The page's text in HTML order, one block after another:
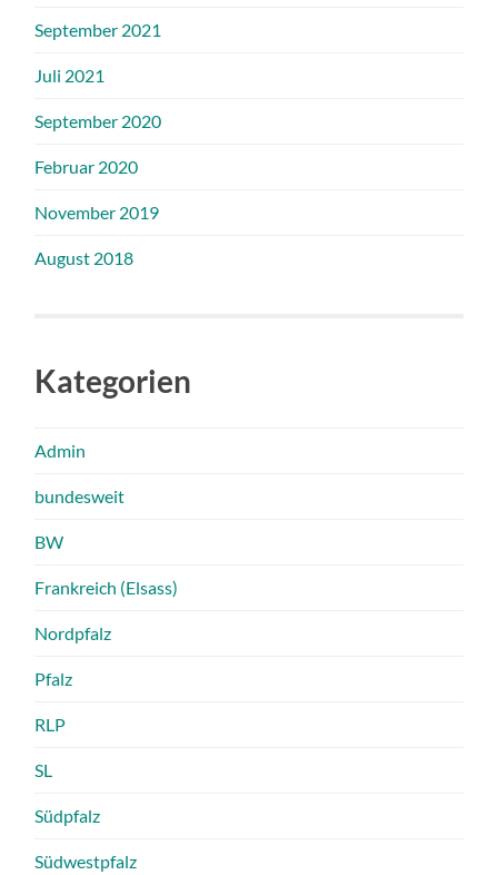
September 2021
Juli 2021
September 2020
Februar 2020
November 2019
August 2018
Kategorien
Admin
bundesweit
BW
Frankreich (Elsass)
Nordpfalz
Pfalz
RLP
SL
Südpfalz
Südwestpfalz